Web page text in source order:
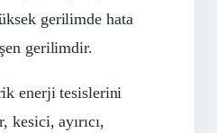
gerilimde hata
gerilimdir.
enerji tesislerini
kesici, ayırıcı,